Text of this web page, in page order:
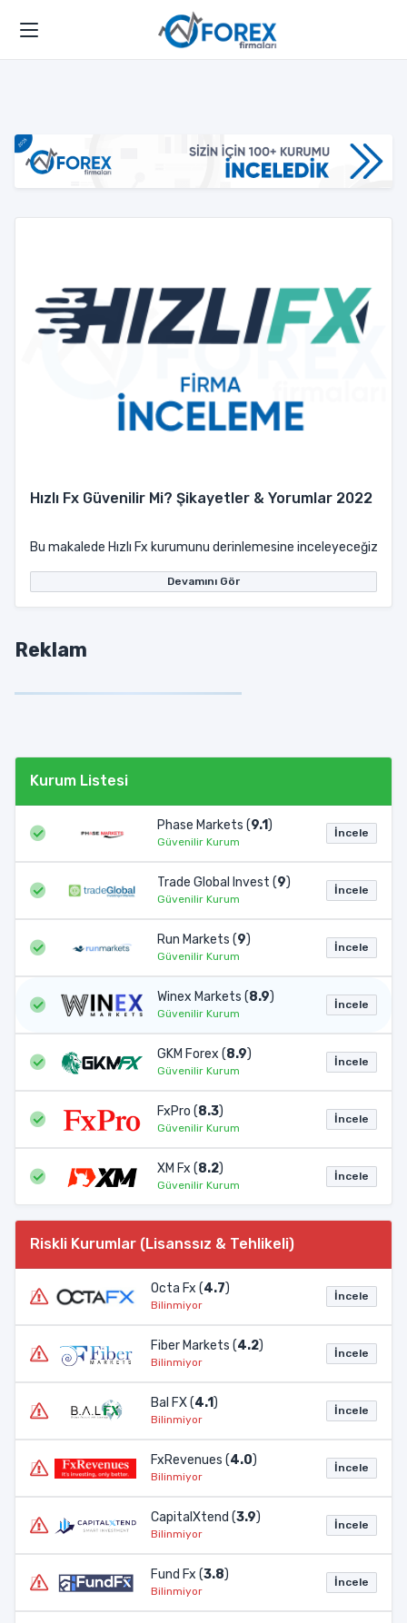
Hızlı Fx Güvenilir Mi? Şikayetler & Yorumlar 2022
Bu makalede Hızlı Fx kurumunu derinlemesine inceleyeceğiz ve
Devamını Gör
Reklam
Kurum Listesi
Phase Markets (9.1)
Güvenilir Kurum
İncele
Trade Global Invest (9)
Güvenilir Kurum
İncele
Run Markets (9)
Güvenilir Kurum
İncele
Winex Markets (8.9)
Güvenilir Kurum
İncele
GKM Forex (8.9)
Güvenilir Kurum
İncele
FxPro (8.3)
Güvenilir Kurum
İncele
XM Fx (8.2)
Güvenilir Kurum
İncele
Riskli Kurumlar (Lisanssız & Tehlikeli)
Octa Fx (4.7)
Bilinmiyor
İncele
Fiber Markets (4.2)
Bilinmiyor
İncele
Bal FX (4.1)
Bilinmiyor
İncele
FxRevenues (4.0)
Bilinmiyor
İncele
CapitalXtend (3.9)
Bilinmiyor
İncele
Fund Fx (3.8)
Bilinmiyor
İncele